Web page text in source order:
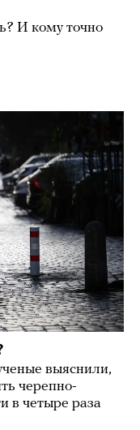
И кому точно
выяснили,
черепно-
в четыре раза